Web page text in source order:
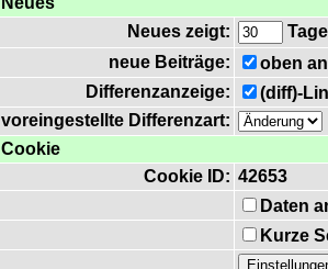
Neues zeigt:
Tage
neue Beiträge:
oben
Differenzanzeige:
(diff)-
voreingestellte Differenzart:
Cookie
Cookie ID: 42653
Daten
Kurze